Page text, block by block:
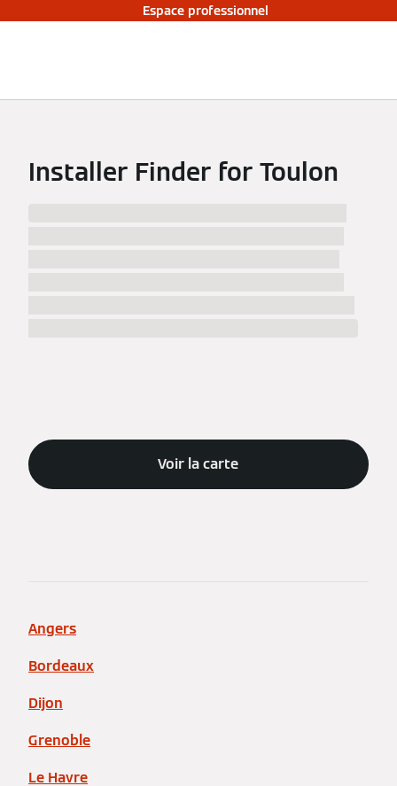
Espace professionnel
Installer Finder for Toulon
Voir la carte
Angers
Bordeaux
Dijon
Grenoble
Le Havre